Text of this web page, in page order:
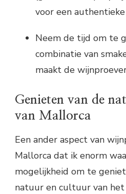
voor een
Neem de tijd om te
combinatie van
maakt de
Genieten van de
van Mallorca
Een ander aspect van
Mallorca dat ik enorm
mogelijkheid om te
natuur en cultuur van het